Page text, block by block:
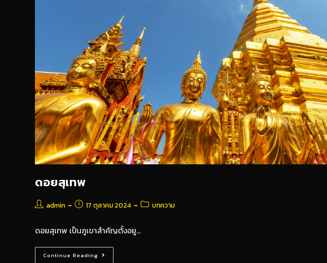
ดอยสุเทพ
admin 17 ตุลาคม 2024 บทความ
ดอยสุเทพ เป็นภูเขาสำคัญตั้งอยู…
Continue Reading